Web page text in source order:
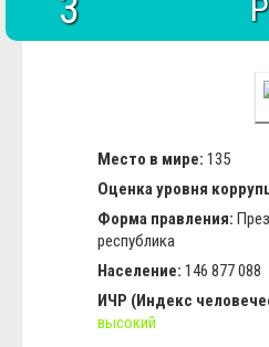
Место в мире: 135
Оценка уровня
Форма правления:
республика
Население: 146 877 088
ИЧР (Индекс
высокий